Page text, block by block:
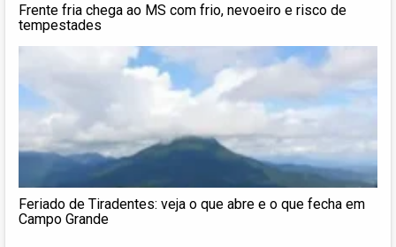
Frente fria chega ao MS com frio, nevoeiro e risco de
tempestades
Feriado de Tiradentes: veja o que abre e o que fecha em
Campo Grande